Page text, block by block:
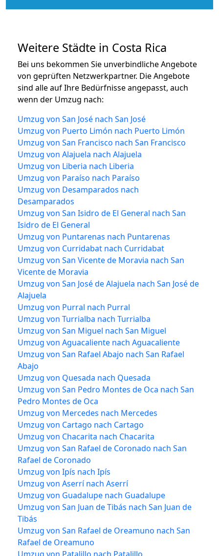
Weitere Städte in Costa Rica
Bei uns bekommen Sie unverbindliche Angebote
von geprüften Netzwerkpartner. Die Angebote
sind alle auf Ihre Bedürfnisse angepasst, auch
wenn der Umzug nach:
Umzug von San José nach San José
Umzug von Puerto Limón nach Puerto Limón
Umzug von San Francisco nach San Francisco
Umzug von Alajuela nach Alajuela
Umzug von Liberia nach Liberia
Umzug von Paraíso nach Paraíso
Umzug von Desamparados nach
Desamparados
Umzug von San Isidro de El General nach San
Isidro de El General
Umzug von Puntarenas nach Puntarenas
Umzug von Curridabat nach Curridabat
Umzug von San Vicente de Moravia nach San
Vicente de Moravia
Umzug von San José de Alajuela nach San José de
Alajuela
Umzug von Purral nach Purral
Umzug von Turrialba nach Turrialba
Umzug von San Miguel nach San Miguel
Umzug von Aguacaliente nach Aguacaliente
Umzug von San Rafael Abajo nach San Rafael
Abajo
Umzug von Quesada nach Quesada
Umzug von San Pedro Montes de Oca nach San
Pedro Montes de Oca
Umzug von Mercedes nach Mercedes
Umzug von Cartago nach Cartago
Umzug von Chacarita nach Chacarita
Umzug von San Rafael de Coronado nach San
Rafael de Coronado
Umzug von Ipís nach Ipís
Umzug von Aserrí nach Aserrí
Umzug von Guadalupe nach Guadalupe
Umzug von San Juan de Tibás nach San Juan de
Tibás
Umzug von San Rafael de Oreamuno nach San
Rafael de Oreamuno